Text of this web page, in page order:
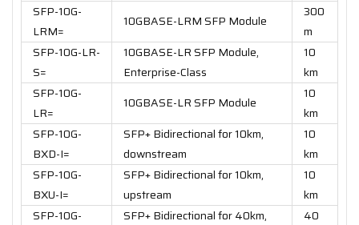
SFP-10G-
LRM=
10GBASE-LRM SFP Module
300
m
SFP-10G-LR-
S=
10GBASE-LR SFP Module,
Enterprise-Class
10
km
SFP-10G-
LR=
10GBASE-LR SFP Module
10
km
SFP-10G-
BXD-I=
SFP+ Bidirectional for 10km,
downstream
10
km
SFP-10G-
BXU-I=
SFP+ Bidirectional for 10km,
upstream
10
km
SFP-10G-
SFP+ Bidirectional for 40km,
40